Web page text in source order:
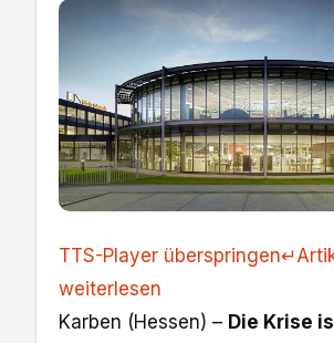
TTS-Player überspringen↵
weiterlesen
Karben (Hessen) – Die Krise